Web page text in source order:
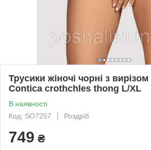
Трусики жіночі чорні з
Contica crothchles thong L/XL
В наявності
Код: SO7257
Роздріб
749 ₴